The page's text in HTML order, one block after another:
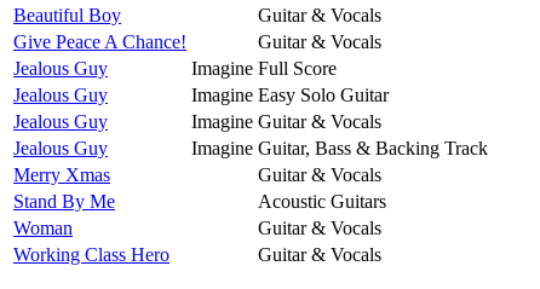
Beautiful Boy
Guitar & Vocals
Give Peace A Chance!
Guitar & Vocals
Jealous Guy
Imagine Full Score
Jealous Guy
Imagine Easy Solo Guitar
Jealous Guy
Imagine Guitar & Vocals
Jealous Guy
Imagine Guitar, Bass & Backing Track
Merry Xmas
Guitar & Vocals
Stand By Me
Acoustic Guitars
Woman
Guitar & Vocals
Working Class Hero
Guitar & Vocals